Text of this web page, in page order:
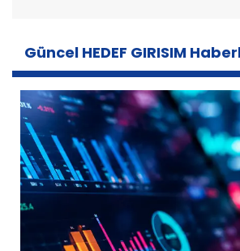
Güncel HEDEF GIRISIM